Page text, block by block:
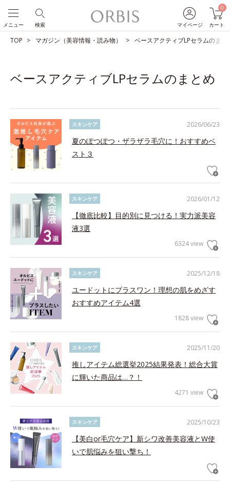
マイページ
0
カート
検索
メニュー
TOP マガジン（美容情報・読み物） ベースアクティブLPセラムのまと
ベースアクティブLPセラムのまとめ
2026/06/23
スキンケア
夏のぽつぽつ・ザラザラ毛穴に！おすすめベ
スト３
2026/01/12
スキンケア
【徹底比較】目的別に見つける！実力派美容
液3選
6324 view
2025/12/18
スキンケア
ユードットにプラスワン！理想の肌をめざす
おすすめアイテム4選
1828 view
2025/11/20
スキンケア
推しアイテム総選挙2025結果発表！総合大賞
に輝いた商品は…？！
4271 view
2025/10/23
スキンケア
【美白or毛穴ケア】新シワ改善美容液とW使
いで肌悩みを狙い撃ち！